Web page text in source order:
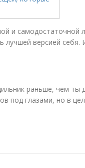
и самодостаточной
лучшей версией себя.
раньше, чем ты
под глазами, но в